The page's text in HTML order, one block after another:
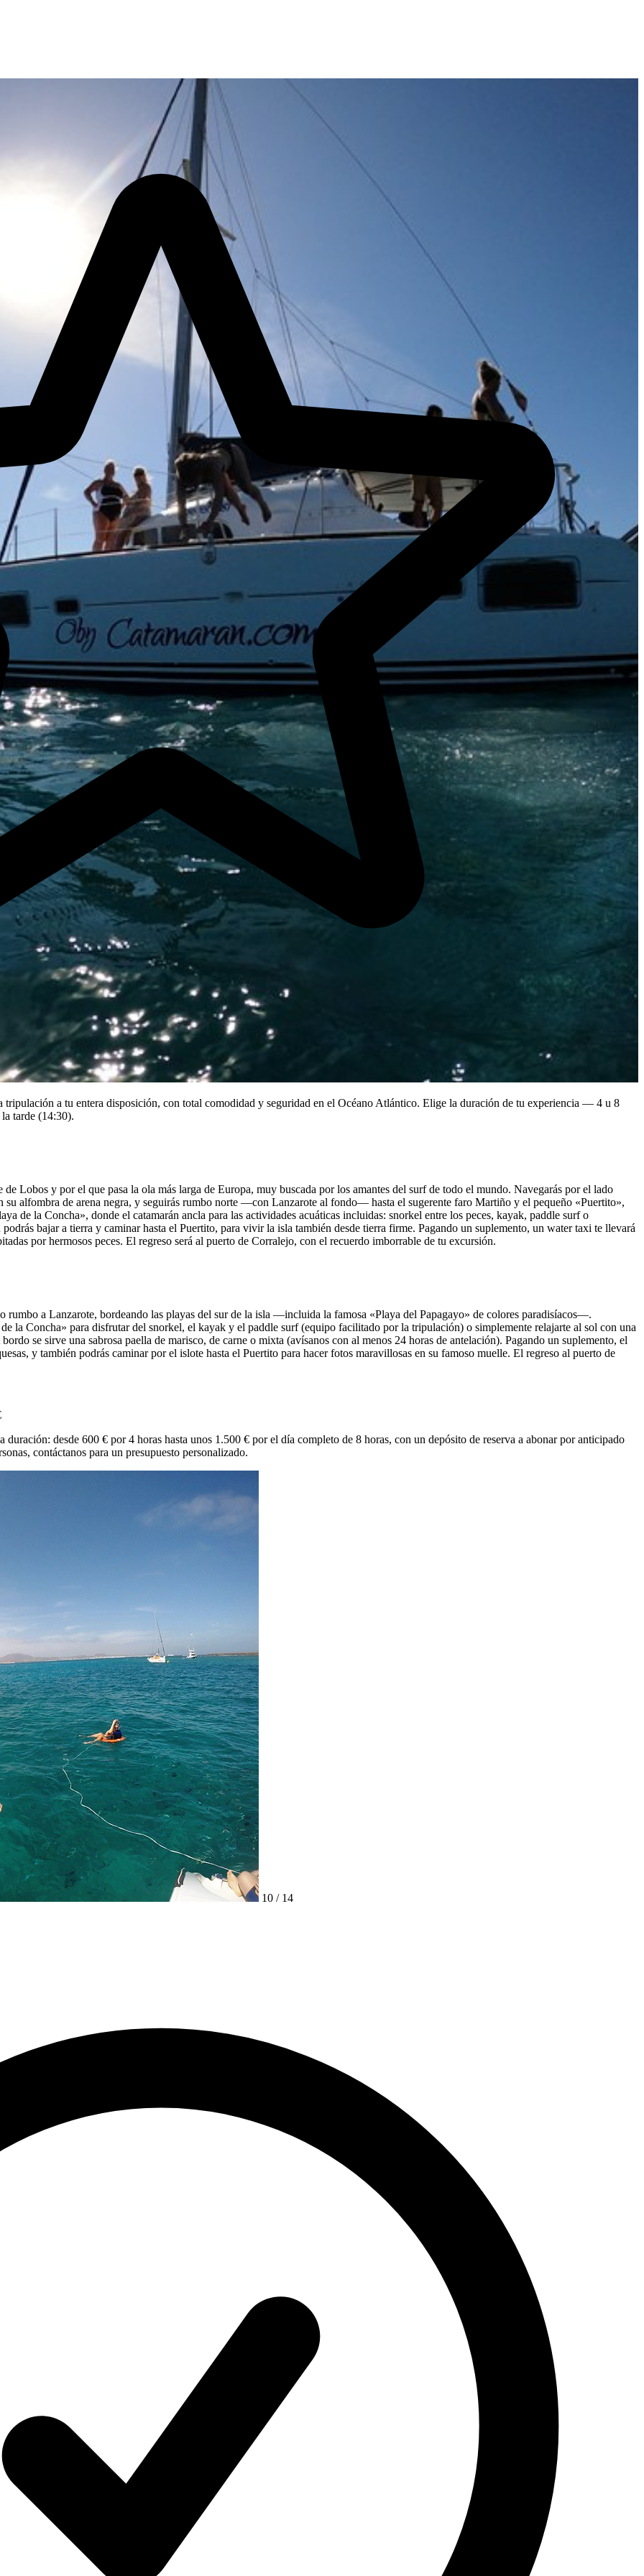
tripulación a tu entera disposición, con total comodidad y seguridad en el Océano Atlántico. Elige la duración de tu experiencia — 4 u 8
tarde (14:30).
Lobos y por el que pasa la ola más larga de Europa, muy buscada por los amantes del surf de todo el mundo. Navegarás por el lado
alfombra de arena negra, y seguirás rumbo norte —con Lanzarote al fondo— hasta el sugerente faro Martiño y el pequeño «Puertito»,
de la Concha», donde el catamarán ancla para las actividades acuáticas incluidas: snorkel entre los peces, kayak, paddle surf o
bajar a tierra y caminar hasta el Puertito, para vivir la isla también desde tierra firme. Pagando un suplemento, un water taxi te llevará
por hermosos peces. El regreso será al puerto de Corralejo, con el recuerdo imborrable de tu excursión.
rumbo a Lanzarote, bordeando las playas del sur de la isla —incluida la famosa «Playa del Papagayo» de colores paradisíacos—.
la Concha» para disfrutar del snorkel, el kayak y el paddle surf (equipo facilitado por la tripulación) o simplemente relajarte al sol con una
se sirve una sabrosa paella de marisco, de carne o mixta (avísanos con al menos 24 horas de antelación). Pagando un suplemento, el
y también podrás caminar por el islote hasta el Puertito para hacer fotos maravillosas en su famoso muelle. El regreso al puerto de
desde 600 € por 4 horas hasta unos 1.500 € por el día completo de 8 horas, con un depósito de reserva a abonar por anticipado
contáctanos para un presupuesto personalizado.
10 / 14